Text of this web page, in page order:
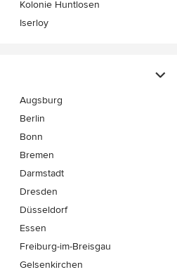
Kolonie Huntlosen
Iserloy
Augsburg
Berlin
Bonn
Bremen
Darmstadt
Dresden
Düsseldorf
Essen
Freiburg-im-Breisgau
Gelsenkirchen